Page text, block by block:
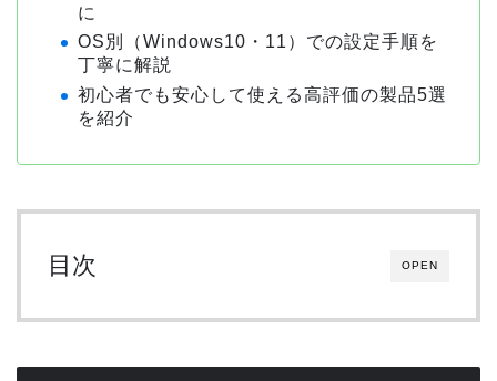
に
OS別（Windows10・11）での設定手順を
丁寧に解説
初心者でも安心して使える高評価の製品5選
を紹介
OPEN
目次